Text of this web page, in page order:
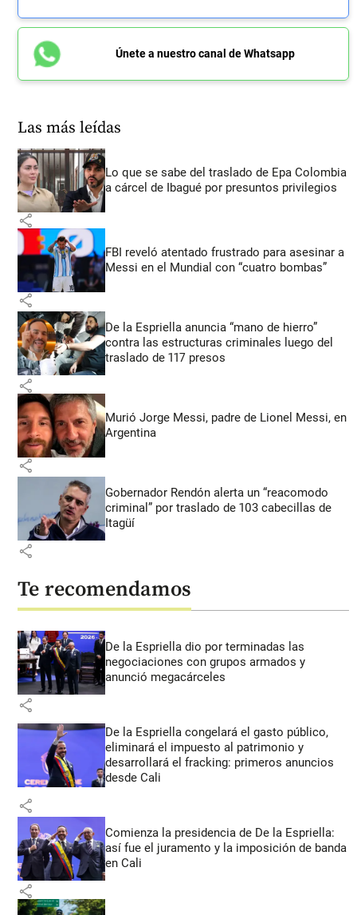
Únete a nuestro canal de Whatsapp
Las más leídas
Lo que se sabe del traslado de Epa Colombia
a cárcel de Ibagué por presuntos privilegios
share
FBI reveló atentado frustrado para asesinar a
Messi en el Mundial con “cuatro bombas”
share
De la Espriella anuncia “mano de hierro”
contra las estructuras criminales luego del
traslado de 117 presos
share
Murió Jorge Messi, padre de Lionel Messi, en
Argentina
share
Gobernador Rendón alerta un “reacomodo
criminal” por traslado de 103 cabecillas de
Itagüí
share
Te recomendamos
De la Espriella dio por terminadas las
negociaciones con grupos armados y
anunció megacárceles
share
De la Espriella congelará el gasto público,
eliminará el impuesto al patrimonio y
desarrollará el fracking: primeros anuncios
desde Cali
share
Comienza la presidencia de De la Espriella:
así fue el juramento y la imposición de banda
en Cali
share